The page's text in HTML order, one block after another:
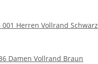
001 Herren Vollrand Schwarz